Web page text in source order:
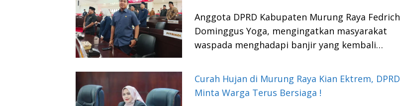
Anggota DPRD Kabupaten Murung Raya Fedrich
Dominggus Yoga, mengingatkan masyarakat
waspada menghadapi banjir yang kembali…
Curah Hujan di Murung Raya Kian Ektrem, DPRD
Minta Warga Terus Bersiaga !